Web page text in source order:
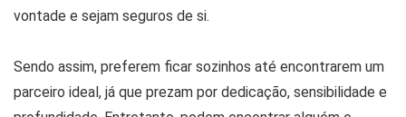
vontade e sejam seguros de si.
Sendo assim, preferem ficar sozinhos até encontrarem um
parceiro ideal, já que prezam por dedicação, sensibilidade e